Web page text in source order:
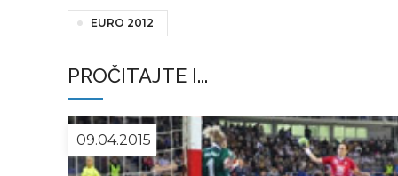
EURO 2012
PROČITAJTE I...
09.04.2015